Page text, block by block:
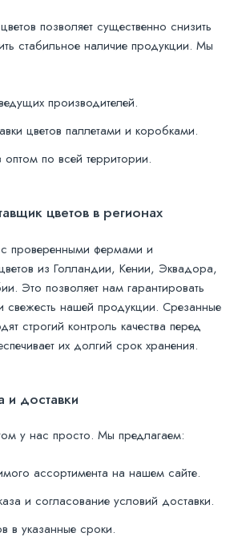
позволяет существенно снизить
стабильное наличие продукции. Мы
производителей.
цветов паллетами и коробками.
оптом по всей территории.
цветов в регионах
проверенными фермами и
из Голландии, Кении, Эквадора,
Это позволяет нам гарантировать
свежесть нашей продукции. Срезанные
строгий контроль качества перед
их долгий срок хранения.
и доставки
у нас просто. Мы предлагаем:
ассортимента на нашем сайте.
и согласование условий доставки.
в указанные сроки.